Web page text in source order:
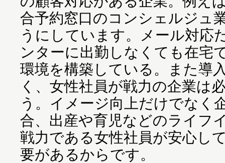
合予約窓口のコンシェルジュ
うにしています。メール対応
ンターに出勤しなくても在宅
環境を構築している。また導
く、女性社員が戦力の企業は
う。イメージ向上だけでなく
合、出産や育児などのライフ
戦力である女性社員が安心し
要があるからです。